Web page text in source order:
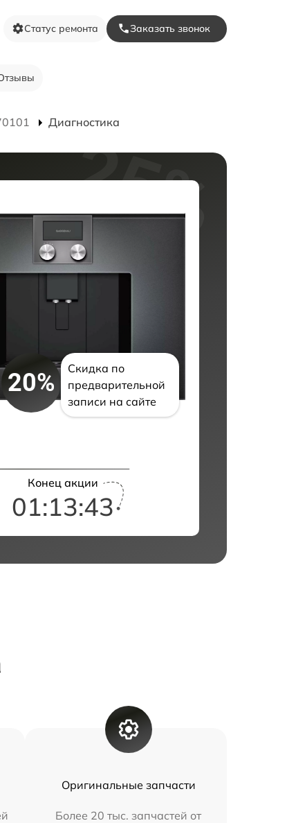
Статус ремонта Заказать звонок
Диагностика
20%
Скидка по
предварительной
записи на сайте
Конец акции
01:13:42
Оригинальные запчасти
Более 20 тыс. запчастей от